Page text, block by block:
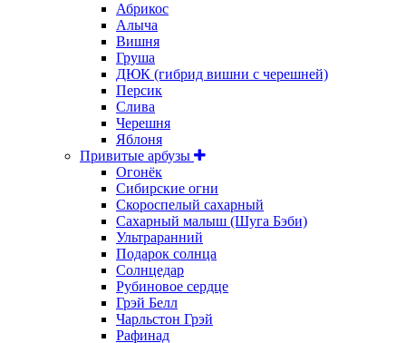
Абрикос
Алыча
Вишня
Груша
ДЮК (гибрид вишни с черешней)
Персик
Слива
Черешня
Яблоня
Привитые арбузы
Огонёк
Сибирские огни
Скороспелый сахарный
Сахарный малыш (Шуга Бэби)
Ультраранний
Подарок солнца
Солнцедар
Рубиновое сердце
Грэй Белл
Чарльстон Грэй
Рафинад